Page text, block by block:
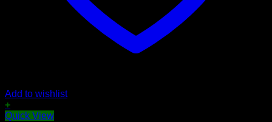
Add to wishlist
+
Quick View